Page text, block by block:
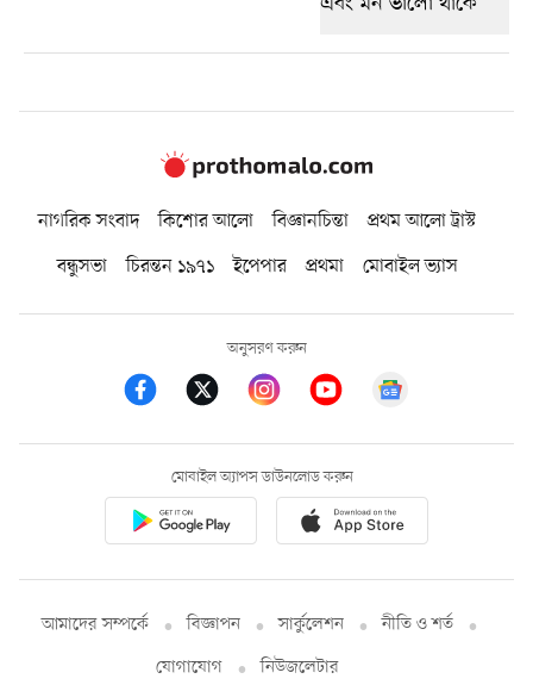
নাগরিক সংবাদ কিশোর আলো বিজ্ঞানচিন্তা
প্রথম আলো ট্রাস্ট
বন্ধুসভা
চিরন্তন ১৯৭১ ইপেপার প্রথমা মোবাইল ভ্যাস
অনুসরণ করুন
মোবাইল অ্যাপস ডাউনলোড করুন
আমাদের সম্পর্কে বিজ্ঞাপন সার্কুলেশন
নীতি ও শর্ত
যোগাযোগ
নিউজলেটার